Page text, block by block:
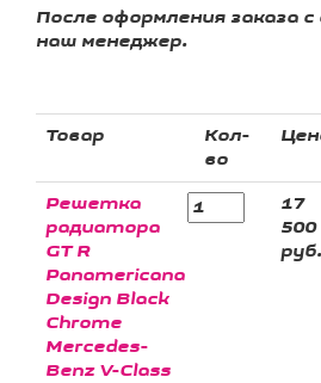
После оформления заказа
наш менеджер.
Товар
Кол-
во
Решетка
радиатора
GT R
Panamericana
Design Black
Chrome
Mercedes-
Benz V-Class
17
500
руб.